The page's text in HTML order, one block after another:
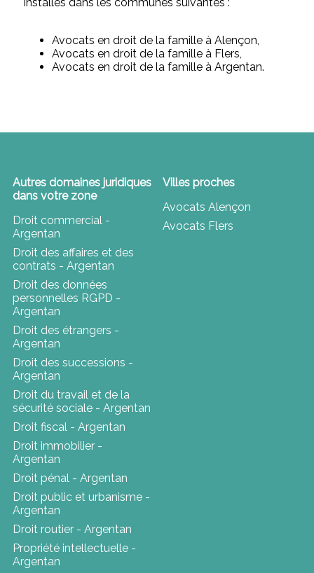
installés dans les communes suivantes :
Avocats en droit de la famille à Alençon,
Avocats en droit de la famille à Flers,
Avocats en droit de la famille à Argentan.
Autres domaines juridiques
dans votre zone
Droit commercial -
Argentan
Droit des affaires et des
contrats - Argentan
Droit des données
personnelles RGPD -
Argentan
Droit des étrangers -
Argentan
Droit des successions -
Argentan
Droit du travail et de la
sécurité sociale - Argentan
Droit fiscal - Argentan
Droit immobilier -
Argentan
Droit pénal - Argentan
Droit public et urbanisme -
Argentan
Droit routier - Argentan
Propriété intellectuelle -
Argentan
Villes proches
Avocats Alençon
Avocats Flers